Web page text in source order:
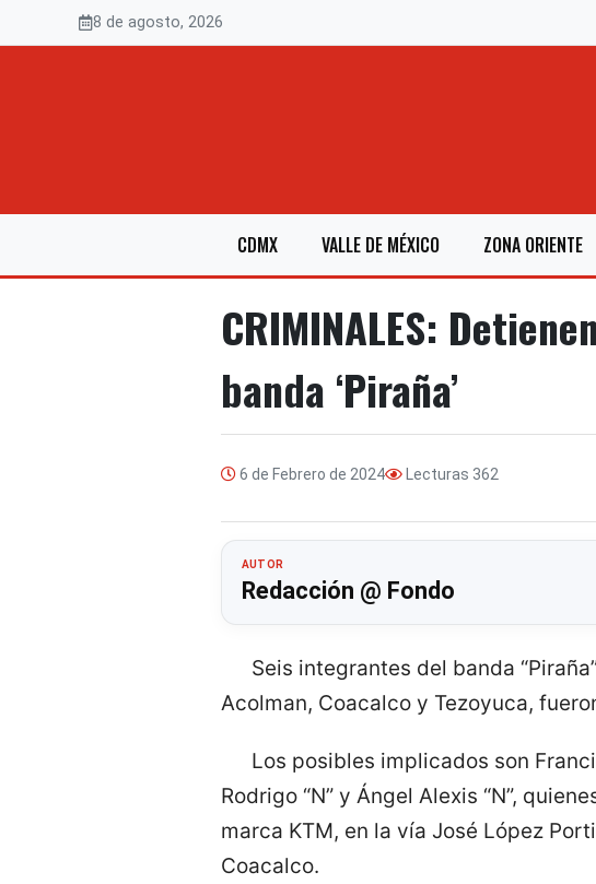
8 de agosto, 2026
CDMX VALLE DE MÉXICO ZONA ORIENTE
CRIMINALES:
banda ‘Piraña’
6 de Febrero de 2024 Lecturas 362
AUTOR
Redacción @ Fondo
Seis integrantes del banda
Acolman, Coacalco y Tezoyuca,
Los posibles implicados son
Rodrigo “N” y Ángel Alexis “N”,
marca KTM, en la vía José López
Coacalco.